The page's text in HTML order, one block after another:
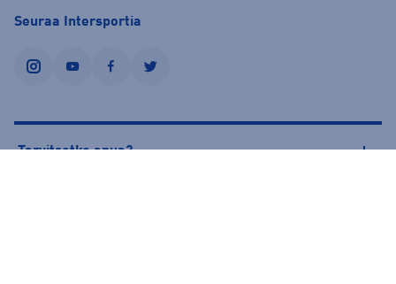
Seuraa Intersportia
instagramyoutubefacebooktwitter
Tarvitsetko apua?